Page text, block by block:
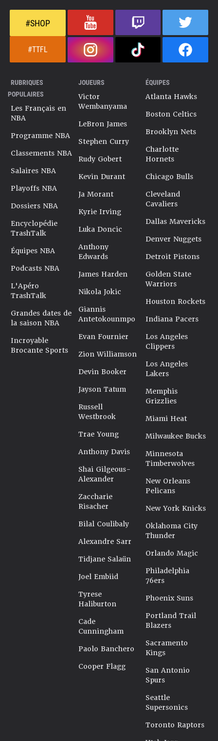
#SHOP
#TTFL
RUBRIQUES
POPULAIRES
Les Français en
NBA
Programme NBA
Classements NBA
Salaires NBA
Playoffs NBA
Dossiers NBA
Encyclopédie
TrashTalk
Équipes NBA
Podcasts NBA
L'Apéro
TrashTalk
Grandes dates de
la saison NBA
Incroyable
Brocante Sports
JOUEURS
Victor
Wembanyama
LeBron James
Stephen Curry
Rudy Gobert
Kevin Durant
Ja Morant
Kyrie Irving
Luka Doncic
Anthony
Edwards
James Harden
Nikola Jokic
Giannis
Antetokounmpo
Evan Fournier
Zion Williamson
Devin Booker
Jayson Tatum
Russell
Westbrook
Trae Young
Anthony Davis
Shai Gilgeous-
Alexander
Zaccharie
Risacher
Bilal Coulibaly
Alexandre Sarr
Tidjane Salaün
Joel Embiid
Tyrese
Haliburton
Cade
Cunningham
Paolo Banchero
Cooper Flagg
ÉQUIPES
Atlanta Hawks
Boston Celtics
Brooklyn Nets
Charlotte
Hornets
Chicago Bulls
Cleveland
Cavaliers
Dallas Mavericks
Denver Nuggets
Detroit Pistons
Golden State
Warriors
Houston Rockets
Indiana Pacers
Los Angeles
Clippers
Los Angeles
Lakers
Memphis
Grizzlies
Miami Heat
Milwaukee Bucks
Minnesota
Timberwolves
New Orleans
Pelicans
New York Knicks
Oklahoma City
Thunder
Orlando Magic
Philadelphia
76ers
Phoenix Suns
Portland Trail
Blazers
Sacramento
Kings
San Antonio
Spurs
Seattle
Supersonics
Toronto Raptors